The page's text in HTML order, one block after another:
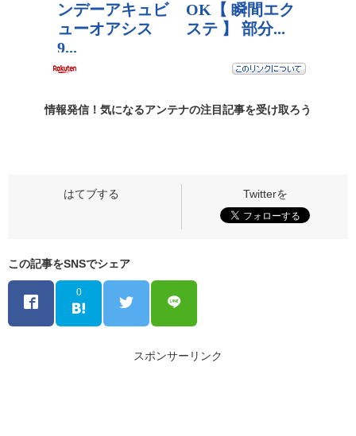
情報発信！気になるアンテナの注目記事を受け取ろう
この記事をSNSでシェア
0
スポンサーリンク